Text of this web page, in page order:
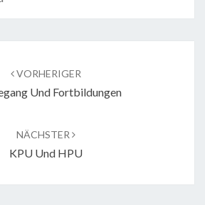
VORHERIGER
Und Fortbildungen
NÄCHSTER
KPU Und HPU